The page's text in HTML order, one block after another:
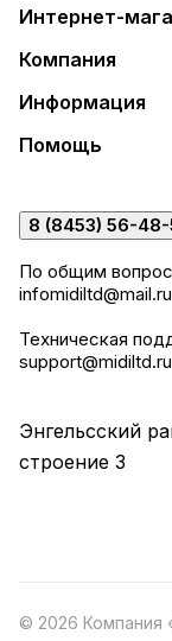
Интернет-
Компания
Информация
Помощь
8 (8453) 56-
По общим
infomidiltd@mail.ru
Техническая
support@midiltd.ru
Энгельсский
строение 3
© 2026